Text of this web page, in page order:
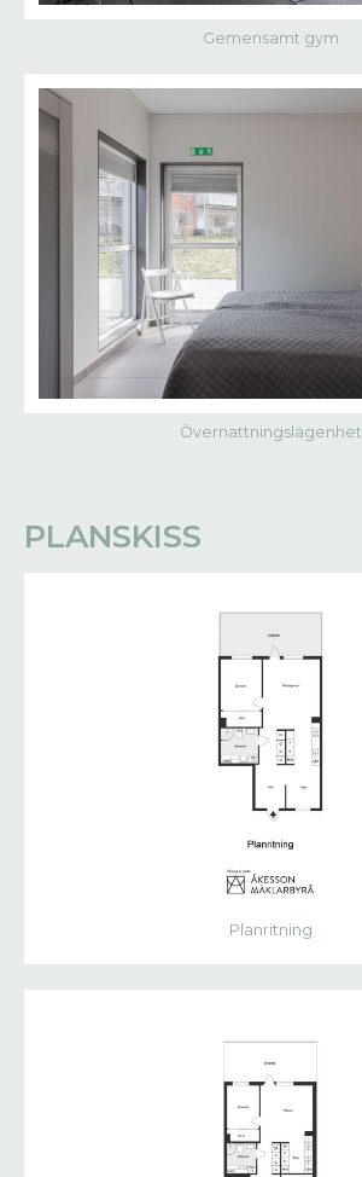
Gemensamt gym
Övernattningslägenhet
PLANSKISS
Planritning